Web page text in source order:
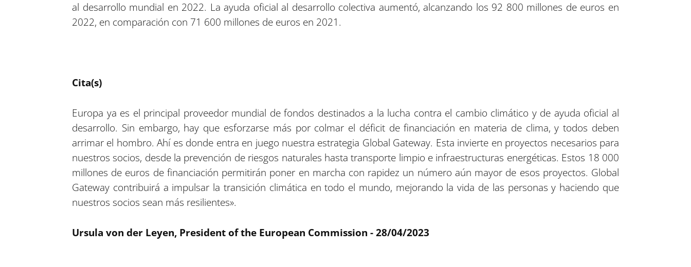
al desarrollo mundial en 2022. La ayuda oficial al desarrollo colectiva aumentó, alcanzando los 92 800 millones de euros en
2022, en comparación con 71 600 millones de euros en 2021.
Cita(s)
Europa ya es el principal proveedor mundial de fondos destinados a la lucha contra el cambio climático y de ayuda oficial al
desarrollo. Sin embargo, hay que esforzarse más por colmar el déficit de financiación en materia de clima, y todos deben
arrimar el hombro. Ahí es donde entra en juego nuestra estrategia Global Gateway. Esta invierte en proyectos necesarios para
nuestros socios, desde la prevención de riesgos naturales hasta transporte limpio e infraestructuras energéticas. Estos 18 000
millones de euros de financiación permitirán poner en marcha con rapidez un número aún mayor de esos proyectos. Global
Gateway contribuirá a impulsar la transición climática en todo el mundo, mejorando la vida de las personas y haciendo que
nuestros socios sean más resilientes».
Ursula von der Leyen, President of the European Commission - 28/04/2023